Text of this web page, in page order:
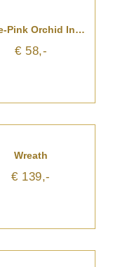
White-Pink Orchid In Vase
€ 58,-
Wreath
€ 139,-